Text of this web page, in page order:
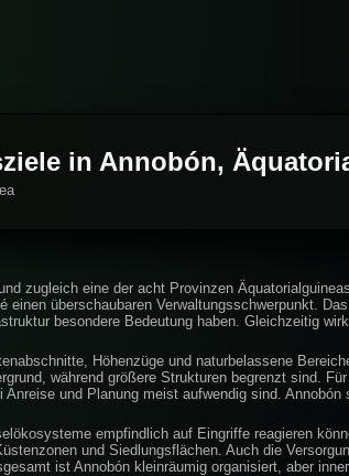
in Annobón,
zugleich eine der acht Provinzen
überschaubaren Verwaltungsschwerpunkt.
besondere Bedeutung haben. Gleichzeitig
Höhenzüge und naturbelassene
während größere Strukturen begrenzt sind.
Anreise und Planung meist aufwendig sind.
empfindlich auf Eingriffe reagieren
und Siedlungsflächen. Auch die
ist Annobón kleinräumig organisiert, aber